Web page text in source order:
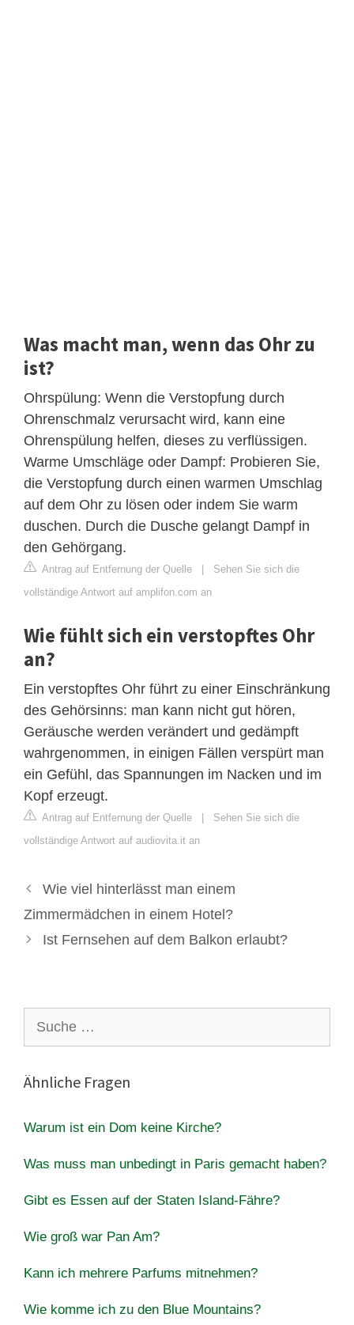
Was macht man, wenn das Ohr zu
ist?
Ohrspülung: Wenn die Verstopfung durch
Ohrenschmalz verursacht wird, kann eine
Ohrenspülung helfen, dieses zu verflüssigen.
Warme Umschläge oder Dampf: Probieren Sie,
die Verstopfung durch einen warmen Umschlag
auf dem Ohr zu lösen oder indem Sie warm
duschen. Durch die Dusche gelangt Dampf in
den Gehörgang.
Antrag auf Entfernung der Quelle | Sehen Sie sich die
vollständige Antwort auf amplifon.com an
Wie fühlt sich ein verstopftes Ohr
an?
Ein verstopftes Ohr führt zu einer Einschränkung
des Gehörsinns: man kann nicht gut hören,
Geräusche werden verändert und gedämpft
wahrgenommen, in einigen Fällen verspürt man
ein Gefühl, das Spannungen im Nacken und im
Kopf erzeugt.
Antrag auf Entfernung der Quelle | Sehen Sie sich die
vollständige Antwort auf audiovita.it an
Wie viel hinterlässt man einem
Zimmermädchen in einem Hotel?
Ist Fernsehen auf dem Balkon erlaubt?
nach:
Ähnliche Fragen
Warum ist ein Dom keine Kirche?
Was muss man unbedingt in Paris gemacht haben?
Gibt es Essen auf der Staten Island-Fähre?
Wie groß war Pan Am?
Kann ich mehrere Parfums mitnehmen?
Wie komme ich zu den Blue Mountains?